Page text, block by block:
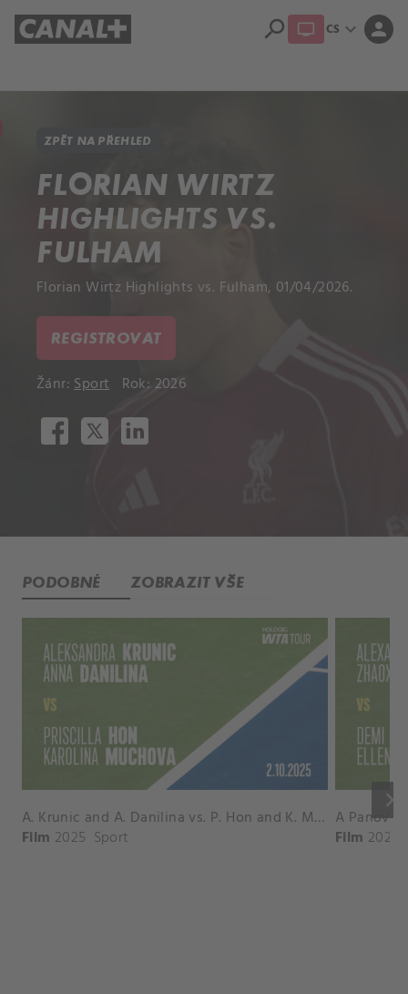
search CS expand_more person
ZPĚT NA PŘEHLED
FLORIAN WIRTZ
HIGHLIGHTS VS.
FULHAM
Florian Wirtz Highlights vs. Fulham, 01/04/2026.
REGISTROVAT
Žánr:Sport Rok: 2026
PODOBNÉ ZOBRAZIT VŠE
keyboard_arrow_right
A. Krunic and A. Danilina vs. P. Hon and K. Muchova Match Highlights - BEIJING_Capital Group Diamond ( October 02, 2025)
Film 2025 Sport Film 2026